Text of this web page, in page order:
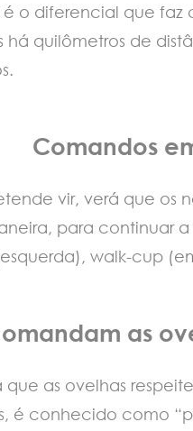
o diferencial que
quilômetros de
Comandos
vir, verá que os
para continuar
walk-cup
as
as ovelhas
é conhecido como